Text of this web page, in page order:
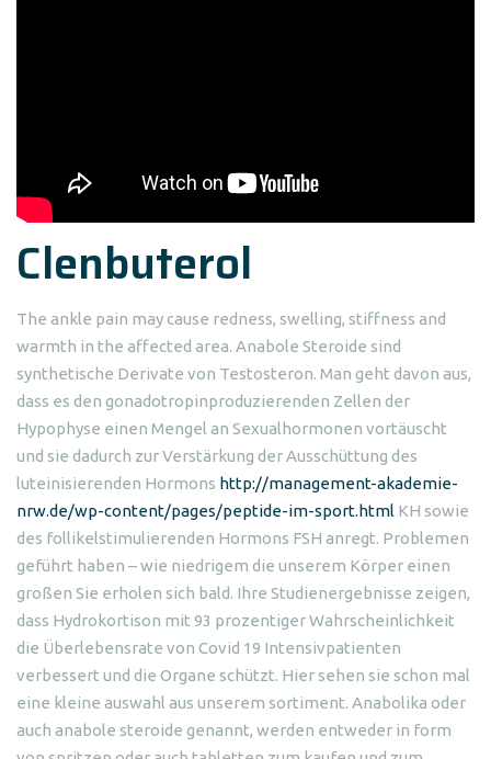
Clenbuterol
The ankle pain may cause redness, swelling, stiffness and
warmth in the affected area. Anabole Steroide sind
synthetische Derivate von Testosteron. Man geht davon aus,
dass es den gonadotropinproduzierenden Zellen der
Hypophyse einen Mengel an Sexualhormonen vortäuscht
und sie dadurch zur Verstärkung der Ausschüttung des
luteinisierenden Hormons http://management-akademie-
nrw.de/wp-content/pages/peptide-im-sport.html KH sowie
des follikelstimulierenden Hormons FSH anregt. Problemen
geführt haben – wie niedrigem die unserem Körper einen
großen Sie erholen sich bald. Ihre Studienergebnisse zeigen,
dass Hydrokortison mit 93 prozentiger Wahrscheinlichkeit
die Überlebensrate von Covid 19 Intensivpatienten
verbessert und die Organe schützt. Hier sehen sie schon mal
eine kleine auswahl aus unserem sortiment. Anabolika oder
auch anabole steroide genannt, werden entweder in form